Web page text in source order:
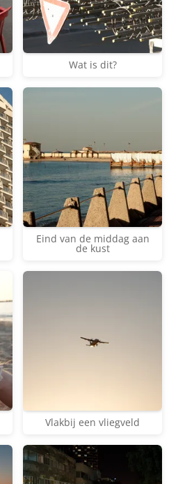
Wat is dit?
Eind van de middag aan
de kust
Vlakbij een vliegveld